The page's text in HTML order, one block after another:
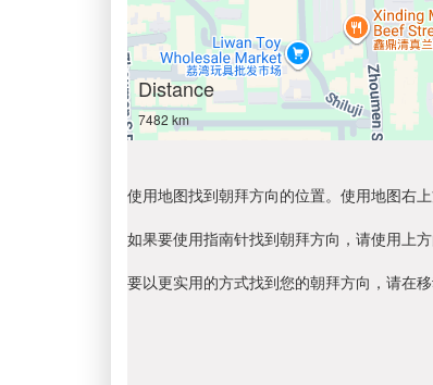
Distance
7482 km
使用地图找到朝拜方向的位置。使用地图右
如果要使用指南针找到朝拜方向，请使用上
要以更实用的方式找到您的朝拜方向，请在